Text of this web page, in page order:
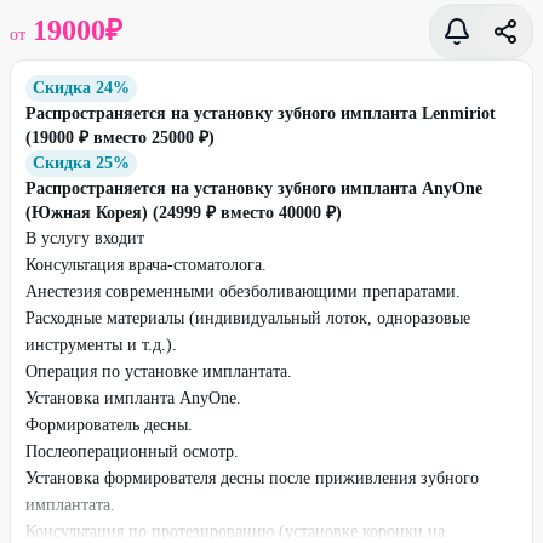
от 19000₽
Скидка 24%
Распространяется на установку зубного импланта Lenmiriot
(19000 ₽ вместо 25000 ₽)
Скидка 25%
Распространяется на установку зубного импланта AnyOne
(Южная Корея) (24999 ₽ вместо 40000 ₽)
В услугу входит
Консультация врача-стоматолога.
Анестезия современными обезболивающими препаратами.
Расходные материалы (индивидуальный лоток, одноразовые
инструменты и т.д.).
Операция по установке имплантата.
Установка импланта AnyOne.
Формирователь десны.
Послеоперационный осмотр.
Установка формирователя десны после приживления зубного
имплантата.
Консультация по протезированию (установке коронки на